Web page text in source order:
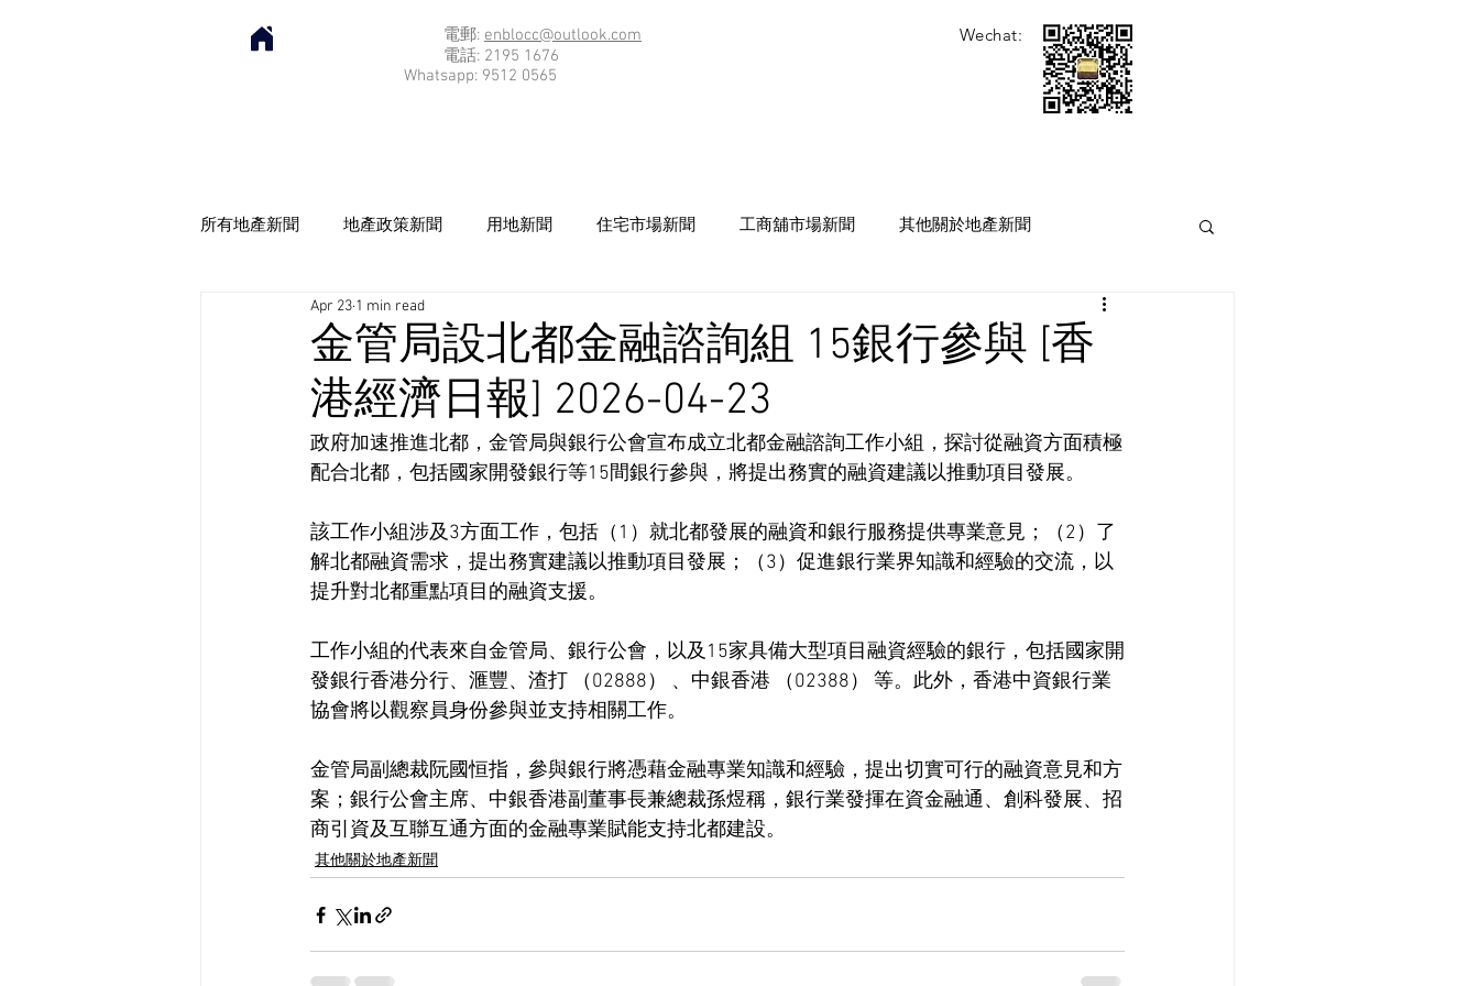
電郵: enblocc@outlook.com
電話: 2195 1676
Whatsapp: 9512 0565
Wechat:
所有地產新聞 地產政策新聞 用地新聞 住宅市場新聞 工商舖市場新聞 其他關於地產新聞
金管局設北都金融諮詢組 15銀行參與 [香
港經濟日報] 2026-04-23
Apr 23 1 min read
政府加速推進北都，金管局與銀行公會宣布成立北都金融諮詢工作小組，探討從融資方面積極
配合北都，包括國家開發銀行等15間銀行參與，將提出務實的融資建議以推動項目發展。
該工作小組涉及3方面工作，包括（1）就北都發展的融資和銀行服務提供專業意見；（2）了
解北都融資需求，提出務實建議以推動項目發展；（3）促進銀行業界知識和經驗的交流，以
提升對北都重點項目的融資支援。
工作小組的代表來自金管局、銀行公會，以及15家具備大型項目融資經驗的銀行，包括國家開
發銀行香港分行、滙豐、渣打 （02888） 、中銀香港 （02388） 等。此外，香港中資銀行業
協會將以觀察員身份參與並支持相關工作。
金管局副總裁阮國恒指，參與銀行將憑藉金融專業知識和經驗，提出切實可行的融資意見和方
案；銀行公會主席、中銀香港副董事長兼總裁孫煜稱，銀行業發揮在資金融通、創科發展、招
商引資及互聯互通方面的金融專業賦能支持北都建設。
其他關於地產新聞